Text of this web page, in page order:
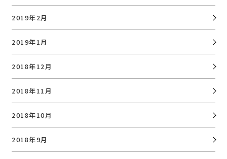
2019年2月
2019年1月
2018年12月
2018年11月
2018年10月
2018年9月